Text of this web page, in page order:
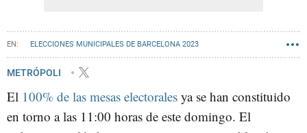
ELECCIONES MUNICIPALES DE BARCELONA 2023
METRÓPOLI
El 100% de las mesas electorales ya se han constituido
en torno a las 11:00 horas de este domingo. El